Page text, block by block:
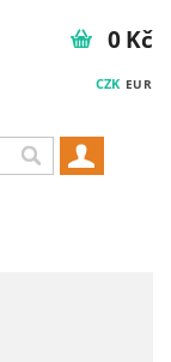
CZK EUR
0 Kč